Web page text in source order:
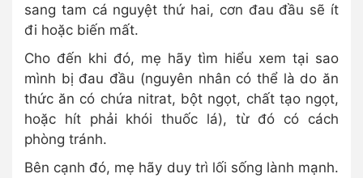
sang tam cá nguyệt thứ hai, cơn đau đầu sẽ ít
đi hoặc biến mất.
Cho đến khi đó, mẹ hãy tìm hiểu xem tại sao
mình bị đau đầu (nguyên nhân có thể là do ăn
thức ăn có chứa nitrat, bột ngọt, chất tạo ngọt,
hoặc hít phải khói thuốc lá), từ đó có cách
phòng tránh.
Bên cạnh đó, mẹ hãy duy trì lối sống lành mạnh.